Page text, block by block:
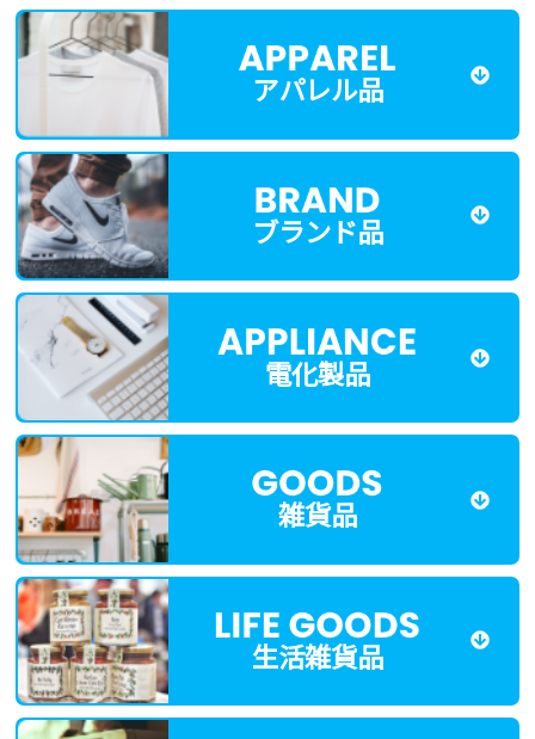
アパレル品
ブランド品
電化製品
雑貨品
生活雑貨品